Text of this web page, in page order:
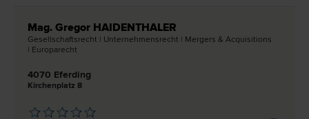
Mag. Gregor HAIDENTHALER
Gesellschafts­recht | Unternehmens­recht | Mergers & Acquisitions
| Europa­recht
4070 Eferding
Kirchenplatz 8